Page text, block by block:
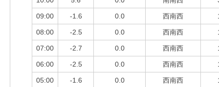
09:00 -1.6 0.0 西南西
08:00 -2.5 0.0 西南西
07:00 -2.7 0.0 西南西
06:00 -2.5 0.0 西南西
05:00 -1.6 0.0 西南西